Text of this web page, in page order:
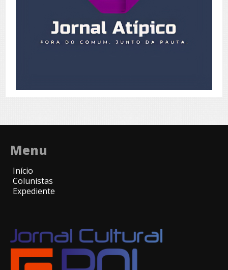
Menu
Início
Colunistas
Expediente